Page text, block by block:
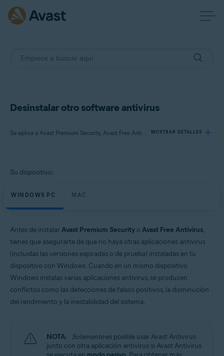
Desinstalar otro software antivirus
Se aplica a Avast Premium Security, Avast Free Antivirus, Avast Security MOSTRAR DETALLES
Productos:
Avast Free Antivirus
Su dispositivo:
WINDOWS PC MAC
Antes de instalarAvast Premium Security o Avast Free Antivirus,
tienes que asegurarte de que no haya otras aplicaciones antivirus
(incluidas las versiones expiradas o de prueba) instaladas en tu
dispositivo con Windows. Cuando en un mismo dispositivo
Windows instalas varias aplicaciones antivirus, se producen
conflictos como las detecciones de falsos positivos, la disminución
del rendimiento y la inestabilidad del sistema.
NOTA: Solamentees posible usar Avast Antivirus
junto con otra aplicación antivirus si Avast Antivirus